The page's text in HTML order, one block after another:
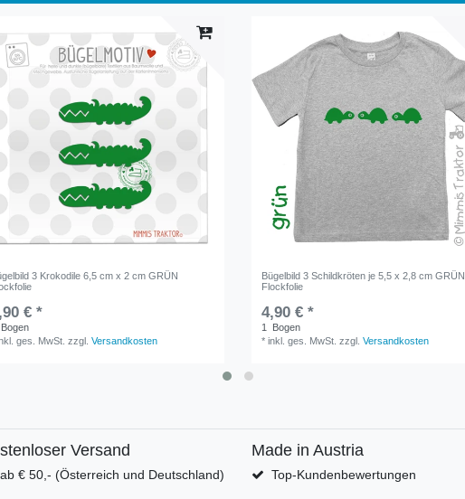
3 Krokodile 6,5 cm x 2 cm GRÜN
€ *
Bogen
ges. MwSt. zzgl.Versandkosten
Bügelbild 3 Schildkröten je 5,5 x 2,8 cm GRÜN
Flockfolie
4,90 € *
1
Bogen
*inkl. ges. MwSt. zzgl.Versandkosten
Versand
ab € 50,- (Österreich und Deutschland)
Made in Austria
Top-Kundenbewertungen